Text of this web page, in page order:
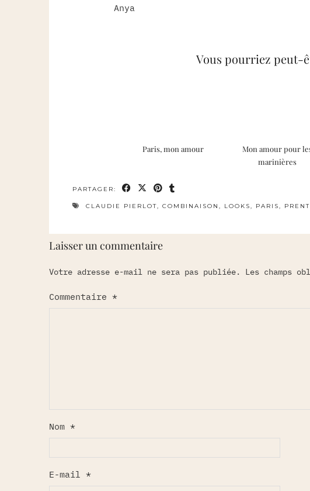
Anya
Vous pourriez peut-
Paris, mon amour
Mon amour pour
marinières
PARTAGER:
CLAUDIE PIERLOT COMBINAISON LOOKS PARIS
Laisser un commentaire
Votre adresse e-mail ne sera pas publiée. Les champs
Commentaire *
Nom *
E-mail *